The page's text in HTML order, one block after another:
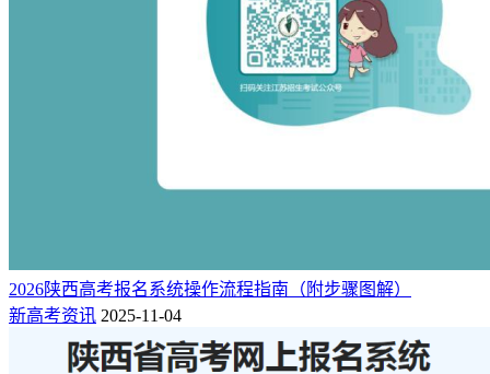
请注意各个信息点的填写要求。
考生填写的学籍信息将与教育主管部门的学籍库比对，同时每
个信息点的数据填写后，在提交前都将进行核验，万一系统提
的补充要求，也需要按照补充要求填写。
网上报名页面需要填写诸多信息点，这些填写的内容有比较严
格的验证，不能随意填写。建议考生预先下载并填写《报名草
2026陕西高考报名系统操作流程指南（附步骤图解）
新高考资讯 2025-11-04